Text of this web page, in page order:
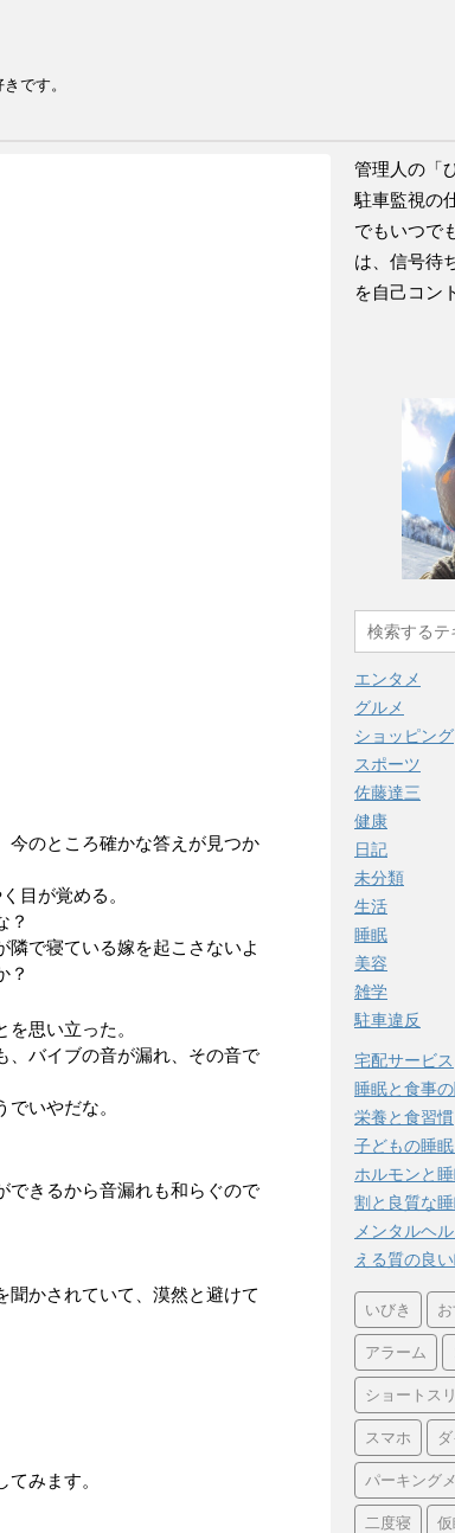
せる 井村雅代コーチのこの
今のところ確かな答えが見つか
目が覚める。
？
で寝ている嫁を起こさないよ
？
思い立った。
、バイブの音が漏れ、その音で
いやだな。
できるから音漏れも和らぐので
聞かされていて、漠然と避けて
みます。
管理人の「
駐車監視の
でもいつで
は、信号待
を自己コン
エンタメ
グルメ
ショッピング
スポーツ
佐藤達三
健康
日記
未分類
生活
睡眠
美容
雑学
駐車違反
宅配サービス
睡眠と食事
栄養と食習慣
子どもの睡
ホルモンと
割と良質な
メンタルヘ
える質の良
いびき
アラーム
ショートス
スマホ
パーキング
二度寝